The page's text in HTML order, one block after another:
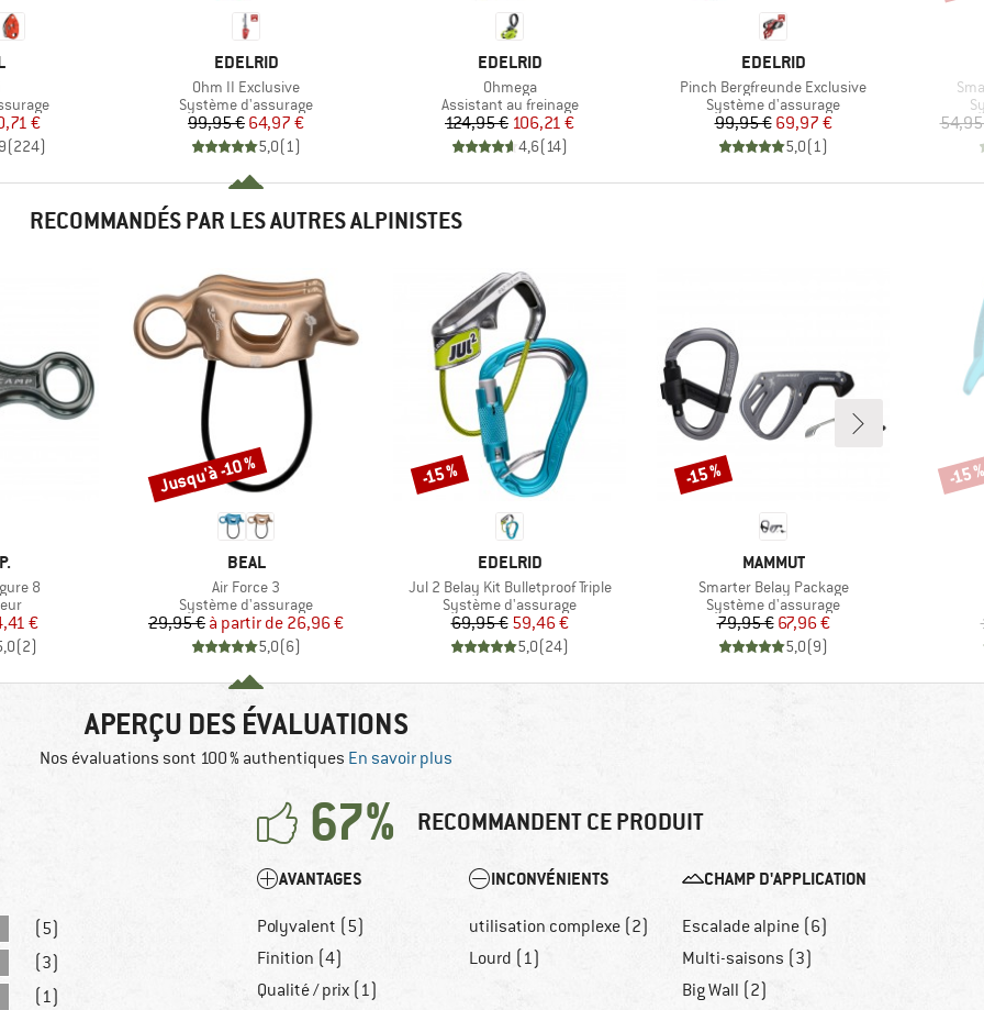
réduit
€
(224)
MARQUE
EDELRID
Article
Ohm II Exclusive
Product group
Système d'assurage
Prix
99,95 €Prix réduit
64,97 €
5,0(1)
MARQUE
EDELRID
Article
Ohmega
Product group
Assistant au freinage
Prix
124,95 €Prix réduit
106,21 €
4,6(14)
MARQUE
EDELRID
Article
Pinch Bergfreunde Exclusive
Product group
Système d'assurage
Prix
99,95 €Prix réduit
69,97 €
5,0(1)
RECOMMANDÉS PAR LES AUTRES ALPINISTES
8
réduit
€
(2)
MARQUE
BEAL
Article
Air Force 3
Product group
Système d'assurage
Prix
29,95 € Prix réduit
à partir de 26,96 €
5,0(6)
Remise
Jusqu'à -10 %
MARQUE
EDELRID
Article
Jul 2 Belay Kit Bulletproof Triple
Product group
Système d'assurage
Prix
69,95 €Prix réduit
59,46 €
5,0(24)
Remise
-15 %
MARQUE
MAMMUT
Article
Smarter Belay Package
Product group
Système d'assurage
Prix
79,95 €Prix réduit
67,96 €
5,0(9)
Remise
-15 % -15
APERÇU DES ÉVALUATIONS
Nos évaluations sont 100 % authentiques En savoir plus
67% RECOMMANDENT CE PRODUIT
(5)
(3)
(1)
AVANTAGES
Polyvalent (5)
Finition (4)
Qualité / prix (1)
INCONVÉNIENTS
utilisation complexe (2)
Lourd (1)
CHAMP D'APPLICATION
Escalade alpine (6)
Multi-saisons (3)
Big Wall (2)